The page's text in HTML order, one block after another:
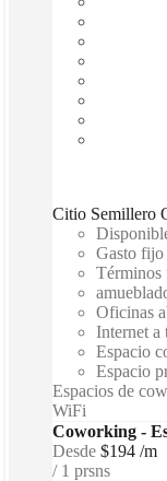
Citio Semillero
Gasto fijo
Términos
Oficinas
Internet a
Espacio
Espacio
Espacios de
WiFi
Coworking -
Desde $194 /m
1 prsns